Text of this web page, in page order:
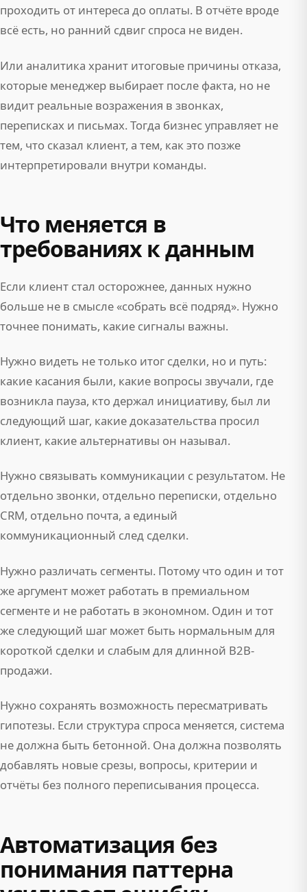
проходить от интереса до оплаты. В отчёте вроде
всё есть, но ранний сдвиг спроса не виден.
Или аналитика хранит итоговые причины отказа,
которые менеджер выбирает после факта, но не
видит реальные возражения в звонках,
переписках и письмах. Тогда бизнес управляет не
тем, что сказал клиент, а тем, как это позже
интерпретировали внутри команды.
Что меняется в
требованиях к данным
Если клиент стал осторожнее, данных нужно
больше не в смысле «собрать всё подряд». Нужно
точнее понимать, какие сигналы важны.
Нужно видеть не только итог сделки, но и путь:
какие касания были, какие вопросы звучали, где
возникла пауза, кто держал инициативу, был ли
следующий шаг, какие доказательства просил
клиент, какие альтернативы он называл.
Нужно связывать коммуникации с результатом. Не
отдельно звонки, отдельно переписки, отдельно
CRM, отдельно почта, а единый
коммуникационный след сделки.
Нужно различать сегменты. Потому что один и тот
же аргумент может работать в премиальном
сегменте и не работать в экономном. Один и тот
же следующий шаг может быть нормальным для
короткой сделки и слабым для длинной B2B-
продажи.
Нужно сохранять возможность пересматривать
гипотезы. Если структура спроса меняется, система
не должна быть бетонной. Она должна позволять
добавлять новые срезы, вопросы, критерии и
отчёты без полного переписывания процесса.
Автоматизация без
понимания паттерна